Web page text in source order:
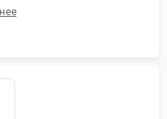
давления в системе.